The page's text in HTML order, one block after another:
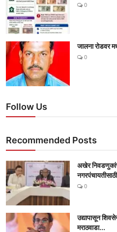
0
जालना रोडवर
0
Follow Us
Recommended Posts
अखेर
0
उद्यापासून
मराठवाडा...